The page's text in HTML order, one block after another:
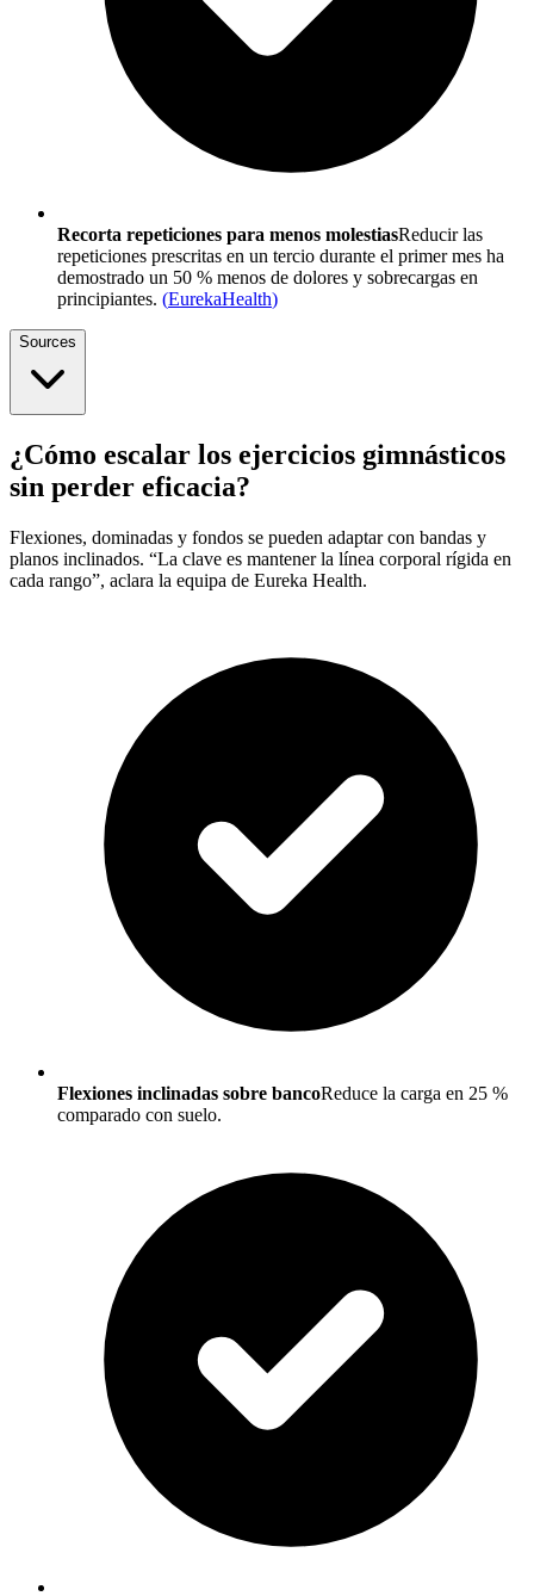
Recorta repeticiones para menos molestiasReducir las
repeticiones prescritas en un tercio durante el primer mes ha
demostrado un 50 % menos de dolores y sobrecargas en
principiantes. (EurekaHealth)
Sources
¿Cómo escalar los ejercicios gimnásticos
sin perder eficacia?
Flexiones, dominadas y fondos se pueden adaptar con bandas y
planos inclinados. “La clave es mantener la línea corporal rígida en
cada rango”, aclara la equipa de Eureka Health.
Flexiones inclinadas sobre bancoReduce la carga en 25 %
comparado con suelo.